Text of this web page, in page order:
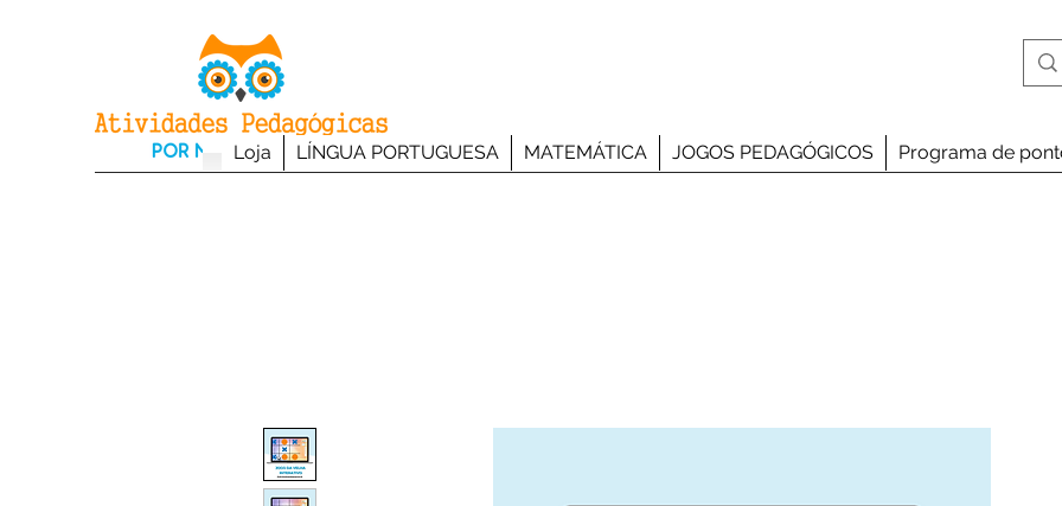
Loja LÍNGUA PORTUGUESA MATEMÁTICA JOGOS PEDAGÓGICOS Programa de